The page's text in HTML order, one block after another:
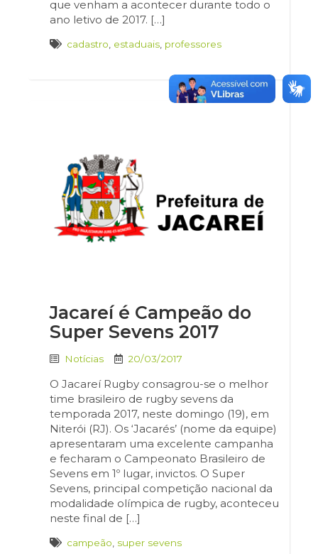
que venham a acontecer durante todo o
ano letivo de 2017. […]
cadastro estaduais professores
Jacareí é Campeão do
Super Sevens 2017
Notícias 20/03/2017
O Jacareí Rugby consagrou-se o melhor
time brasileiro de rugby sevens da
temporada 2017, neste domingo (19), em
Niterói (RJ). Os ‘Jacarés’ (nome da equipe)
apresentaram uma excelente campanha
e fecharam o Campeonato Brasileiro de
Sevens em 1º lugar, invictos. O Super
Sevens, principal competição nacional da
modalidade olímpica de rugby, aconteceu
neste final de […]
campeão super sevens